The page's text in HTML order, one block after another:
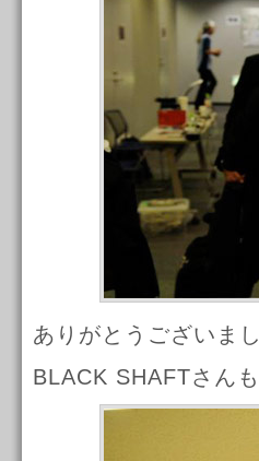
ありがとうございまし
BLACK SHAFTさん